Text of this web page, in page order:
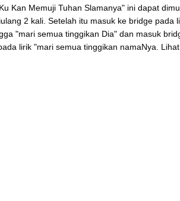
Kan Memuji Tuhan Slamanya" ini dapat
2 kali. Setelah itu masuk ke bridge pada
"mari semua tinggikan Dia" dan masuk
lirik "mari semua tinggikan namaNya.